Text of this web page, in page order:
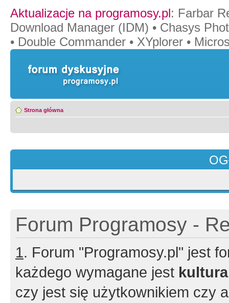
Aktualizacje na programosy.pl: Farbar
Download Manager (IDM) • Chasys
• Double Commander • XYplorer •
Strona główna
Forum Programosy -
1. Forum "Programosy.pl" jest
każdego wymagane jest
czy jest się użytkownikiem czy